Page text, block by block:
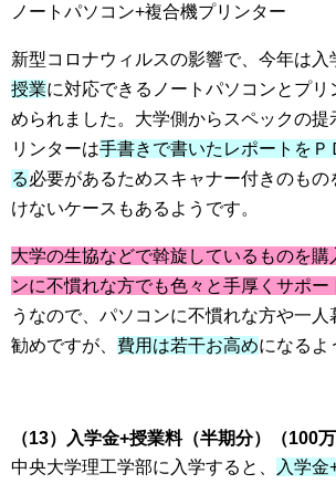
ノートパソコン+複合機プリンター
新型コロナウィルスの影響で、今年は入
授業に対応できるノートパソコンとプリ
められました。大学側からスペックの提
リンターは手書きで書いたレポートをＰ
る必要があるためスキャナー付きのもの
けないケースもあるようです。
大学の生協などで斡旋しているものを購
ンに不慣れな方でも色々と手厚くサポー
うなので、パソコンに不慣れな方や一人
勧めですが、 費用は若干お高めになるよ
（13）入学金+授業料（半期分）（100万
中央大学理工学部に入学すると、
入学金